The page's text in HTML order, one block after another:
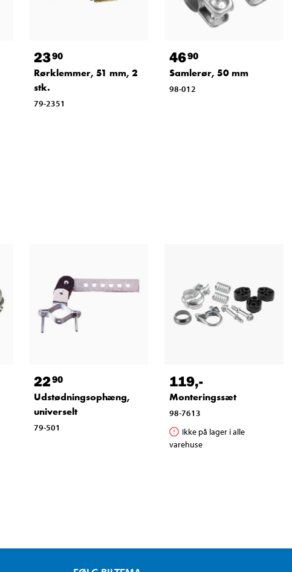
2390
Rørklemmer, 51 mm, 2
stk.
79-2351
4690
Samlerør, 50 mm
98-012
2290
Udstødningsophæng,
universelt
79-501
119,-
Monteringssæt
98-7613
Ikke på lager i alle
varehuse